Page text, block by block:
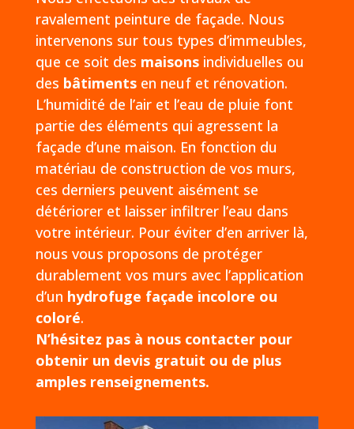
ravalement peinture de façade. Nous
intervenons sur tous types d’immeubles,
que ce soit des maisonsindividuelles ou
des bâtimentsen neuf et rénovation.
L’humidité de l’air et l’eau de pluie font
partie des éléments qui agressent la
façade d’une maison. En fonction du
matériau de construction de vos murs,
ces derniers peuvent aisément se
détériorer et laisser infiltrer l’eau dans
votre intérieur. Pour éviter d’en arriver là,
nous vous proposons de protéger
durablement vos murs avec l’application
d’un hydrofuge façade incolore ou
coloré.
N’hésitez pas à nous contacter pour
obtenir un devis gratuit ou de plus
amples renseignements.